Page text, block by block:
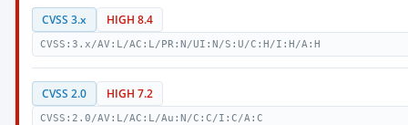
CVSS 3.x HIGH 8.4
CVSS:3.x/AV:L/AC:L/PR:N/UI:N/S:U/C:H/I:H/A:H
CVSS 2.0 HIGH 7.2
CVSS:2.0/AV:L/AC:L/Au:N/C:C/I:C/A:C